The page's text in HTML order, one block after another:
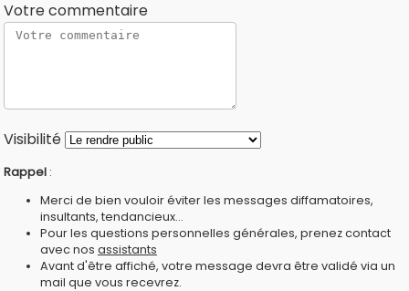
Votre commentaire
Visibilité
Rappel :
Merci de bien vouloir éviter les messages diffamatoires,
insultants, tendancieux...
Pour les questions personnelles générales, prenez contact
avec nos assistants
Avant d'être affiché, votre message devra être validé via un
mail que vous recevrez.